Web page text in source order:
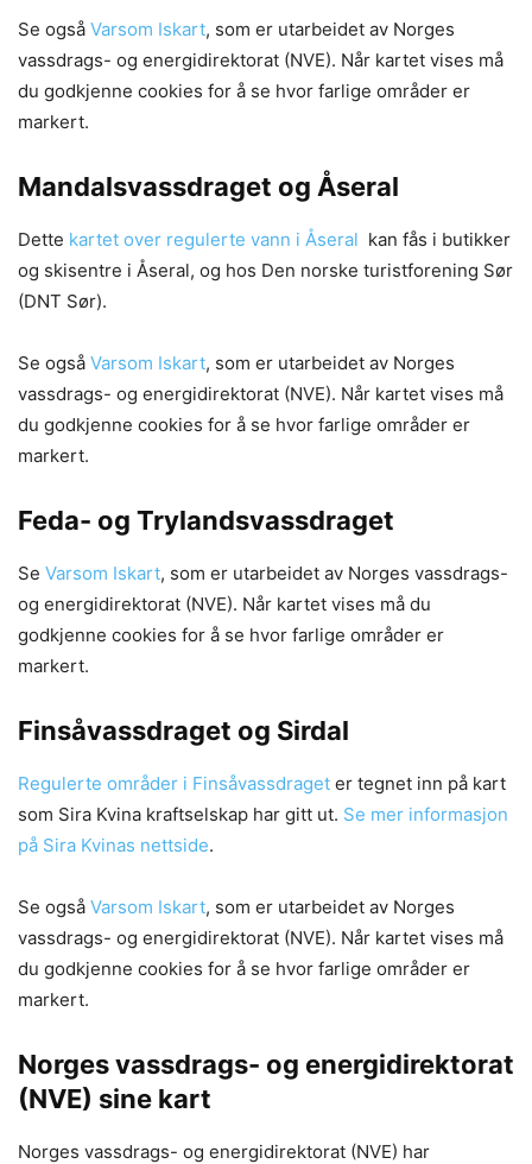
Se også Varsom Iskart, som er utarbeidet av Norges
vassdrags- og energidirektorat (NVE). Når kartet vises må
du godkjenne cookies for å se hvor farlige områder er
markert.
Mandalsvassdraget og Åseral
Dette kartet over regulerte vann i Åseral kan fås i butikker
og skisentre i Åseral, og hos Den norske turistforening Sør
(DNT Sør).
Se også Varsom Iskart, som er utarbeidet av Norges
vassdrags- og energidirektorat (NVE). Når kartet vises må
du godkjenne cookies for å se hvor farlige områder er
markert.
Feda- og Trylandsvassdraget
Se Varsom Iskart, som er utarbeidet av Norges vassdrags-
og energidirektorat (NVE). Når kartet vises må du
godkjenne cookies for å se hvor farlige områder er
markert.
Finsåvassdraget og Sirdal
Regulerte områder i Finsåvassdraget er tegnet inn på kart
som Sira Kvina kraftselskap har gitt ut. Se mer informasjon
på Sira Kvinas nettside.
Se også Varsom Iskart, som er utarbeidet av Norges
vassdrags- og energidirektorat (NVE). Når kartet vises må
du godkjenne cookies for å se hvor farlige områder er
markert.
Norges vassdrags- og energidirektorat
(NVE) sine kart
Norges vassdrags- og energidirektorat (NVE) har